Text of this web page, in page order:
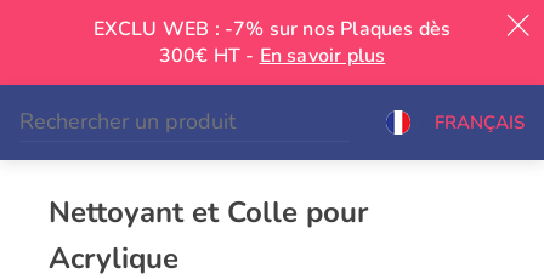
EXCLU WEB : -7% sur nos Plaques dès
300€ HT - En savoir plus
FRANÇAIS
Nettoyant et Colle pour
Acrylique